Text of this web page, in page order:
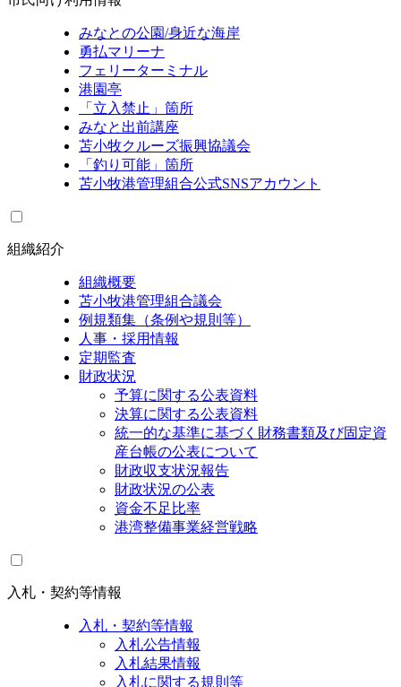
みなとの公園/身近な海岸
勇払マリーナ
フェリーターミナル
港園亭
「立入禁止」箇所
みなと出前講座
苫小牧クルーズ振興協議会
「釣り可能」箇所
苫小牧港管理組合公式SNSアカウント
組織紹介
組織概要
苫小牧港管理組合議会
例規類集（条例や規則等）
人事・採用情報
定期監査
財政状況
予算に関する公表資料
決算に関する公表資料
統一的な基準に基づく財務書類及び固定資
産台帳の公表について
財政収支状況報告
財政状況の公表
資金不足比率
港湾整備事業経営戦略
入札・契約等情報
入札・契約等情報
入札公告情報
入札結果情報
入札に関する規則等